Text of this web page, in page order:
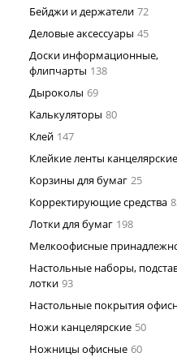
Бейджи и держатели 72
Деловые аксессуары 45
Доски информационные,
флипчарты 138
Дыроколы 69
Калькуляторы 80
Клей 147
Клейкие ленты канцелярские
Корзины для бумаг 25
Корректирующие средства
Лотки для бумаг 198
Мелкоофисные
Настольные наборы,
лотки 93
Настольные покрытия
Ножи канцелярские 50
Ножницы офисные 60